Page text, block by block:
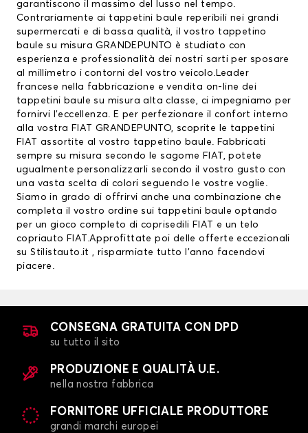
garantiscono il massimo del lusso nel tempo.
Contrariamente ai tappetini baule reperibili nei grandi
supermercati e di bassa qualità, il vostro tappetino
baule su misura GRANDEPUNTO è studiato con
esperienza e professionalità dei nostri sarti per sposare
al millimetro i contorni del vostro veicolo.Leader
francese nella fabbricazione e vendita on-line dei
tappetini baule su misura alta classe, ci impegniamo per
fornirvi l’eccellenza. E per perfezionare il confort interno
alla vostra FIAT GRANDEPUNTO, scoprite le tappetini
FIAT
assortite al vostro tappetino baule. Fabbricati
sempre su misura secondo le sagome FIAT, potete
ugualmente personalizzarli secondo il vostro gusto con
una vasta scelta di colori seguendo le vostre voglie.
Siamo in grado di offrirvi anche una combinazione che
completa il vostro ordine sui tappetini baule optando
per un gioco completo di coprisedili FIAT
e un telo
copriauto FIAT.Approfittate poi delle offerte eccezionali
su Stilistauto.it , risparmiate tutto l’anno facendovi
piacere.
CONSEGNA GRATUITA CON DPD
su tutto il sito
PRODUZIONE E QUALITÀ U.E.
nella nostra fabbrica
FORNITORE UFFICIALE PRODUTTORE
grandi marchi europei